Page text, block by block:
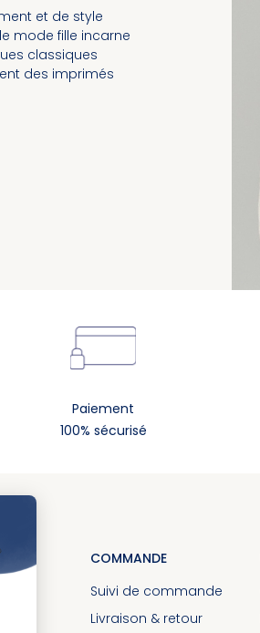
et de style
mode fille incarne
classiques
des imprimés
Paiement
100% sécurisé
COMMANDE
Suivi de commande
Livraison & retour